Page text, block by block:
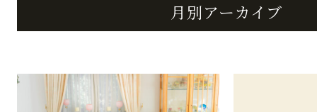
月別アーカイブ